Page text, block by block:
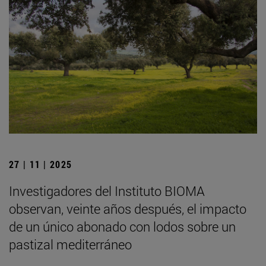
27 | 11 | 2025
Investigadores del Instituto BIOMA
observan, veinte años después, el impacto
de un único abonado con lodos sobre un
pastizal mediterráneo